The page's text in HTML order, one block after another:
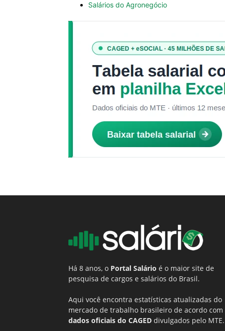
Salários do Agronegócio
Há 8 anos, o Portal Salário é o maior site de
pesquisa de cargos e salários do Brasil.
Aqui você encontra estatísticas atualizadas do
mercado de trabalho brasileiro de acordo com
dados oficiais do CAGED divulgados pelo MTE.